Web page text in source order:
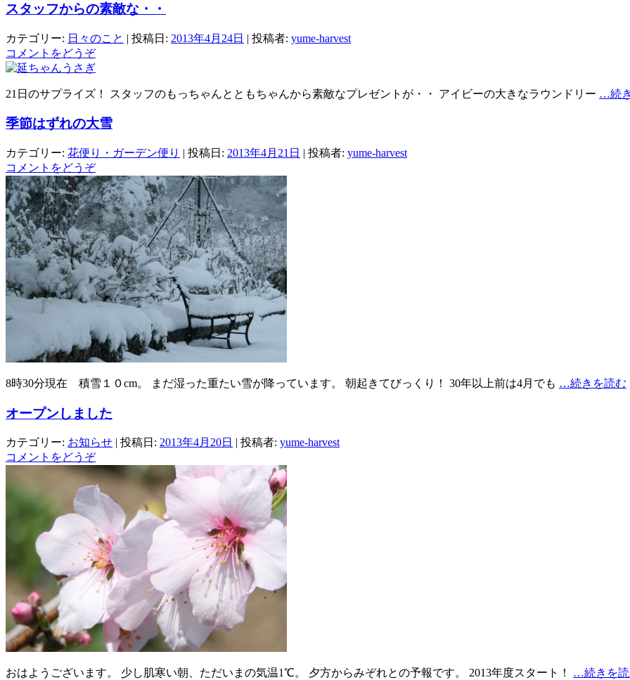
スタッフからの素敵な・・
カテゴリー: 日々のこと | 投稿日: 2013年4月24日 | 投稿者: yume-harvest
コメントをどうぞ
21日のサプライズ！ スタッフのもっちゃんとともちゃんから素敵なプレゼントが・・ アイビーの大きなラウンドリー …続
季節はずれの大雪
カテゴリー: 花便り・ガーデン便り | 投稿日: 2013年4月21日 | 投稿者: yume-harvest
コメントをどうぞ
8時30分現在 積雪１０cm。 まだ湿った重たい雪が降っています。 朝起きてびっくり！ 30年以上前は4月でも …続きを読む
オープンしました
カテゴリー: お知らせ | 投稿日: 2013年4月20日 投稿者: yume-harvest
コメントをどうぞ
おはようございます。 少し肌寒い朝、ただいまの気温1℃。 夕方からみぞれとの予報です。 2013年度スタート！ …続きを